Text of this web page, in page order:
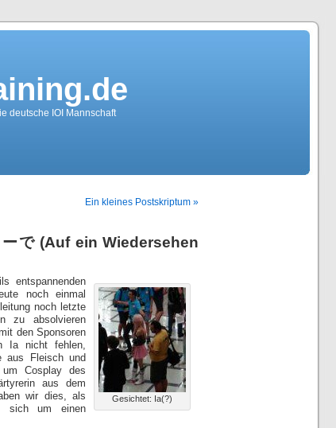
deutsche IOI Mannschaft
Ein kleines Postskriptum »
で (Auf ein Wiedersehen
Gesichtet: Ia(?)
entspannenden
noch einmal
noch letzte
zu absolvieren
den Sponsoren
Ia nicht fehlen,
aus Fleisch und
Cosplay
des
aus dem
wir dies, als
sich um einen